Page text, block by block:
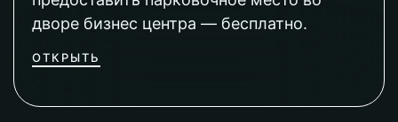
дворе бизнес центра — бесплатно.
ОТКРЫТЬ